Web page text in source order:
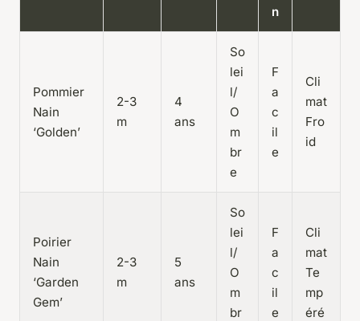
n
Pommier
Nain
‘Golden’
2-3
m
4
ans
So
lei
l/
O
m
br
e
F
a
c
il
e
Cli
mat
Fro
id
Poirier
Nain
‘Garden
Gem’
2-3
m
5
ans
So
lei
l/
O
m
br
F
a
c
il
e
Cli
mat
Te
mp
éré